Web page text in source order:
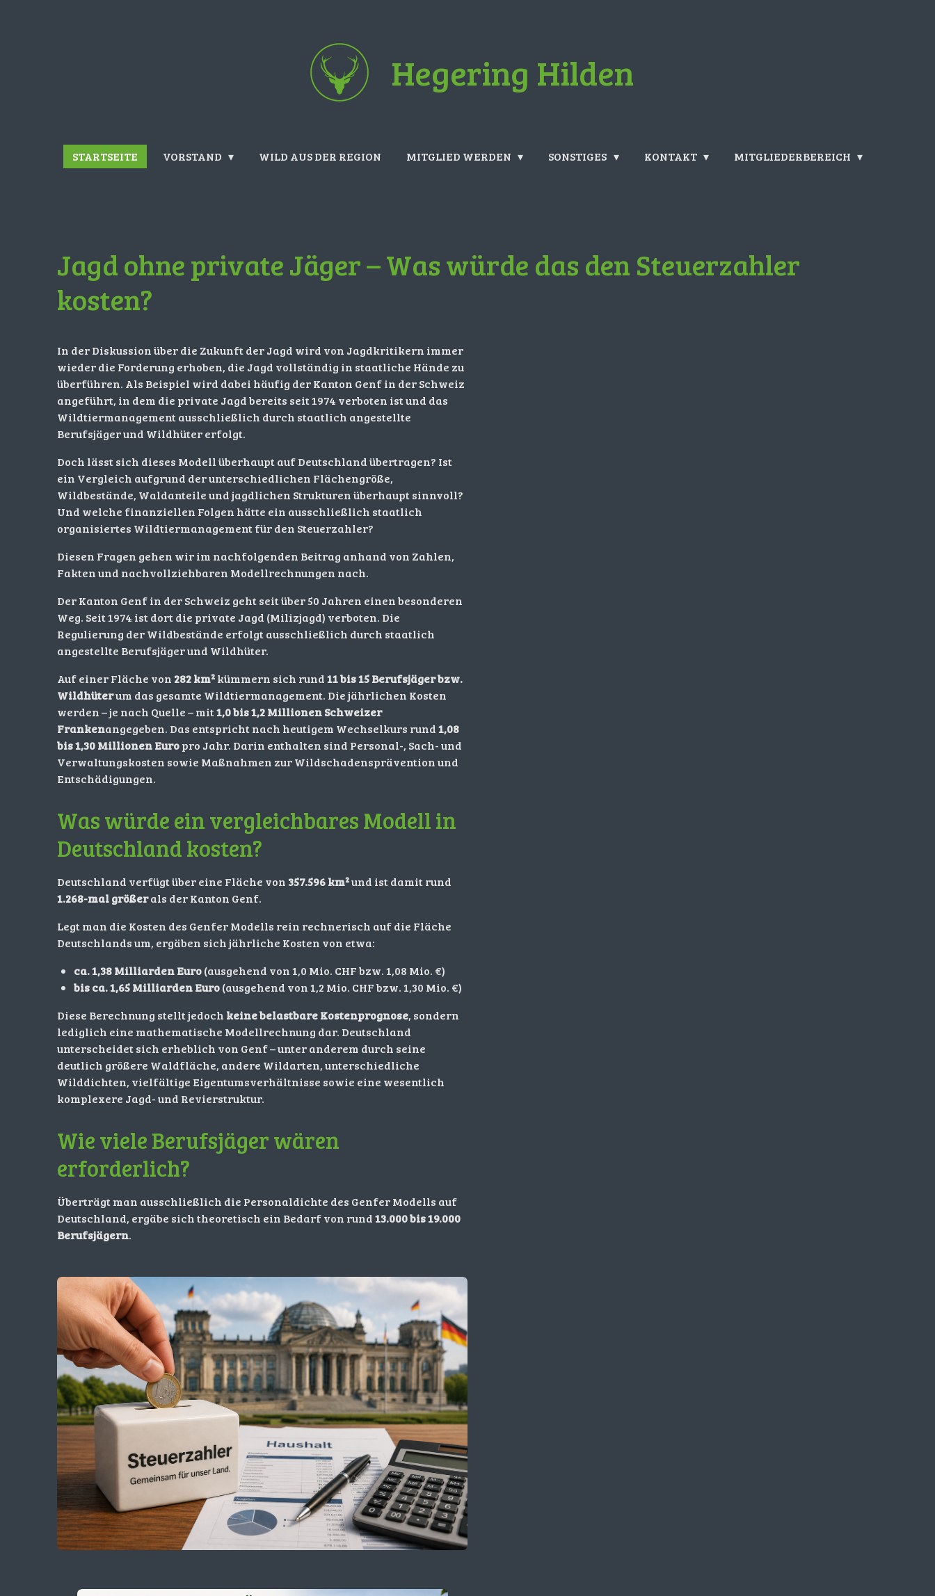
Hegering Hilden
STARTSEITE VORSTAND WILD AUS DER REGION MITGLIED WERDEN SONSTIGES KONTAKT MITGLIEDERBEREICH
Jagd ohne private Jäger – Was würde das den Steuerzahler
kosten?
In der Diskussion über die Zukunft der Jagd wird von Jagdkritikern immer
wieder die Forderung erhoben, die Jagd vollständig in staatliche Hände zu
überführen. Als Beispiel wird dabei häufig der Kanton Genf in der Schweiz
angeführt, in dem die private Jagd bereits seit 1974 verboten ist und das
Wildtiermanagement ausschließlich durch staatlich angestellte
Berufsjäger und Wildhüter erfolgt.
Doch lässt sich dieses Modell überhaupt auf Deutschland übertragen? Ist
ein Vergleich aufgrund der unterschiedlichen Flächengröße,
Wildbestände, Waldanteile und jagdlichen Strukturen überhaupt sinnvoll?
Und welche finanziellen Folgen hätte ein ausschließlich staatlich
organisiertes Wildtiermanagement für den Steuerzahler?
Diesen Fragen gehen wir im nachfolgenden Beitrag anhand von Zahlen,
Fakten und nachvollziehbaren Modellrechnungen nach.
Der Kanton Genf in der Schweiz geht seit über 50 Jahren einen besonderen
Weg. Seit 1974 ist dort die private Jagd (Milizjagd) verboten. Die
Regulierung der Wildbestände erfolgt ausschließlich durch staatlich
angestellte Berufsjäger und Wildhüter.
Auf einer Fläche von 282 km²kümmern sich rund11 bis 15 Berufsjäger bzw.
Wildhüterum das gesamte Wildtiermanagement. Die jährlichen Kosten
werden – je nach Quelle – mit1,0 bis 1,2 Millionen Schweizer
Frankenangegeben. Das entspricht nach heutigem Wechselkurs rund1,08
bis 1,30 Millionen Europro Jahr. Darin enthalten sind Personal-, Sach- und
Verwaltungskosten sowie Maßnahmen zur Wildschadensprävention und
Entschädigungen.
Was würde ein vergleichbares Modell in
Deutschland kosten?
Deutschland verfügt über eine Fläche von 357.596 km²und ist damit rund
1.268-mal größerals der Kanton Genf.
Legt man die Kosten des Genfer Modells rein rechnerisch auf die Fläche
Deutschlands um, ergäben sich jährliche Kosten von etwa:
ca. 1,38 Milliarden Euro(ausgehend von 1,0 Mio. CHF bzw. 1,08 Mio. €)
bis ca. 1,65 Milliarden Euro(ausgehend von 1,2 Mio. CHF bzw. 1,30 Mio. €)
Diese Berechnung stellt jedoch keine belastbare Kostenprognose, sondern
lediglich eine mathematische Modellrechnung dar. Deutschland
unterscheidet sich erheblich von Genf – unter anderem durch seine
deutlich größere Waldfläche, andere Wildarten, unterschiedliche
Wilddichten, vielfältige Eigentumsverhältnisse sowie eine wesentlich
komplexere Jagd- und Revierstruktur.
Wie viele Berufsjäger wären
erforderlich?
Überträgt man ausschließlich die Personaldichte des Genfer Modells auf
Deutschland, ergäbe sich theoretisch ein Bedarf von rund13.000 bis 19.000
Berufsjägern.